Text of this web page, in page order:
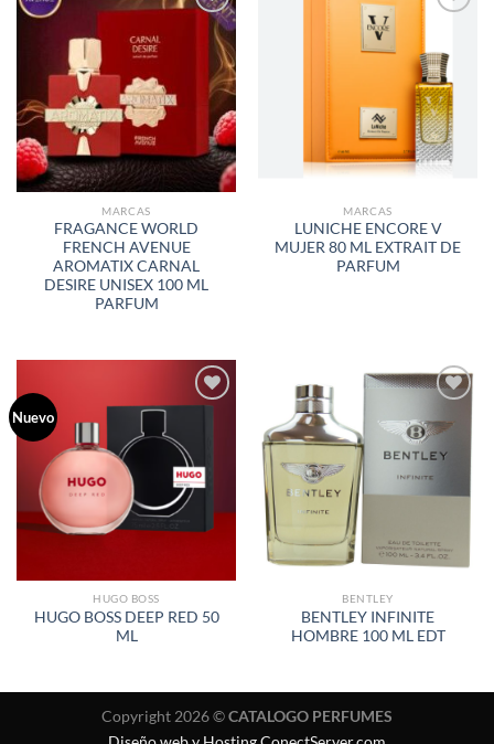
DESEOS
MARCAS
FRAGANCE WORLD
FRENCH AVENUE
AROMATIX CARNAL
DESIRE UNISEX 100 ML
PARFUM
AÑADIR
A LA
LISTA
DE
DESEOS
MARCAS
LUNICHE ENCORE V
MUJER 80 ML EXTRAIT DE
PARFUM
Nuevo
A LA
LISTA
DE
DESEOS
HUGO BOSS
HUGO BOSS DEEP RED 50
ML
AÑADIR
A LA
LISTA
DE
DESEOS
BENTLEY
BENTLEY INFINITE
HOMBRE 100 ML EDT
Copyright 2026 ©CATALOGO PERFUMES